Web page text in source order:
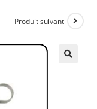
Produit suivant